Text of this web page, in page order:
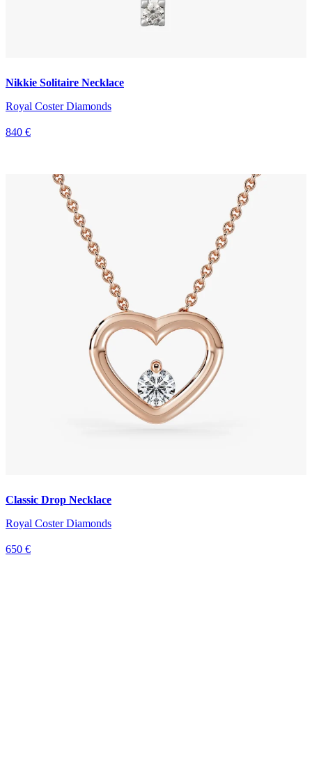
Nikkie Solitaire Necklace
Royal Coster Diamonds
840 €
Classic Drop Necklace
Royal Coster Diamonds
650 €